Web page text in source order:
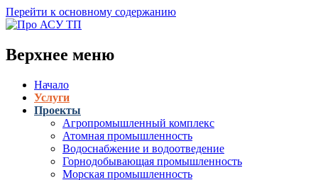
Перейти к основному содержанию
Верхнее меню
Начало
Услуги
Проекты
Агропромышленный комплекс
Атомная промышленность
Водоснабжение и водоотведение
Горнодобывающая промышленность
Морская промышленность